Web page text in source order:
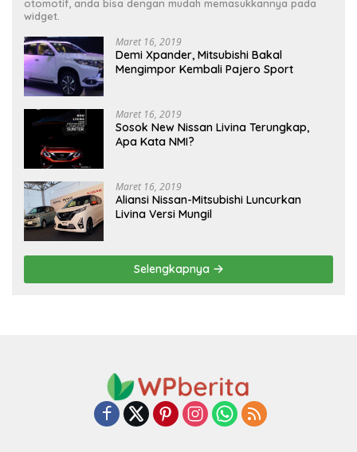
otomotif, anda bisa dengan mudah memasukkannya pada
widget.
Maret 16, 2019
Demi Xpander, Mitsubishi Bakal
Mengimpor Kembali Pajero Sport
Maret 16, 2019
Sosok New Nissan Livina Terungkap,
Apa Kata NMI?
Maret 16, 2019
Aliansi Nissan-Mitsubishi Luncurkan
Livina Versi Mungil
Selengkapnya